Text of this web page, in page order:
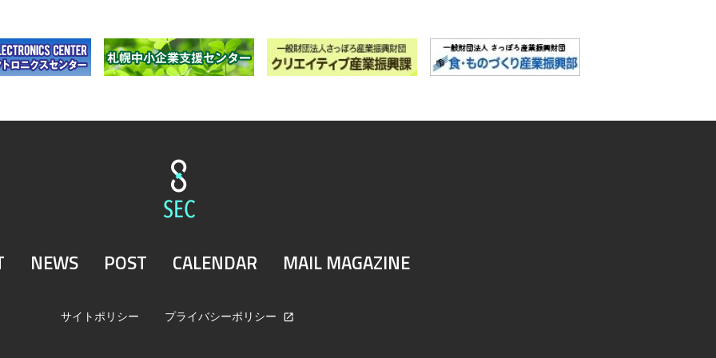
NEWS POST CALENDAR MAIL MAGAZINE
サイトポリシー プライバシーポリシー